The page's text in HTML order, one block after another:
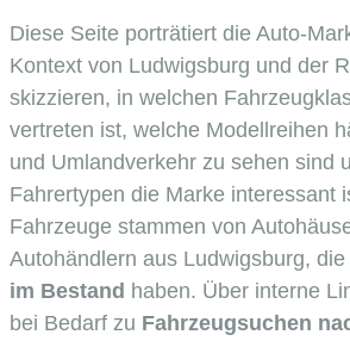
Diese Seite porträtiert die Auto-
Kontext von Ludwigsburg und der
skizzieren, in welchen
vertreten ist, welche Modellreihen
und Umlandverkehr zu sehen sind
Fahrertypen die Marke interessant
Fahrzeuge stammen von
Autohändlern aus Ludwigsburg, die
im Bestand haben. Über interne
bei Bedarf zu Fahrzeugsuchen